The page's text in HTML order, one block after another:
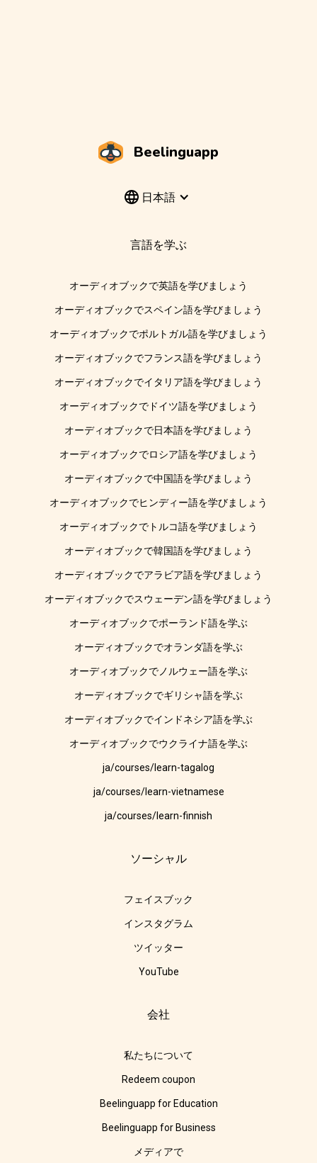
Beelinguapp
日本語
言語を学ぶ
オーディオブックで英語を学びましょう
オーディオブックでスペイン語を学びましょう
オーディオブックでポルトガル語を学びましょう
オーディオブックでフランス語を学びましょう
オーディオブックでイタリア語を学びましょう
オーディオブックでドイツ語を学びましょう
オーディオブックで日本語を学びましょう
オーディオブックでロシア語を学びましょう
オーディオブックで中国語を学びましょう
オーディオブックでヒンディー語を学びましょう
オーディオブックでトルコ語を学びましょう
オーディオブックで韓国語を学びましょう
オーディオブックでアラビア語を学びましょう
オーディオブックでスウェーデン語を学びましょう
オーディオブックでポーランド語を学ぶ
オーディオブックでオランダ語を学ぶ
オーディオブックでノルウェー語を学ぶ
オーディオブックでギリシャ語を学ぶ
オーディオブックでインドネシア語を学ぶ
オーディオブックでウクライナ語を学ぶ
ja/courses/learn-tagalog
ja/courses/learn-vietnamese
ja/courses/learn-finnish
ソーシャル
フェイスブック
インスタグラム
ツイッター
YouTube
会社
私たちについて
Redeem coupon
Beelinguapp for Education
Beelinguapp for Business
メディアで